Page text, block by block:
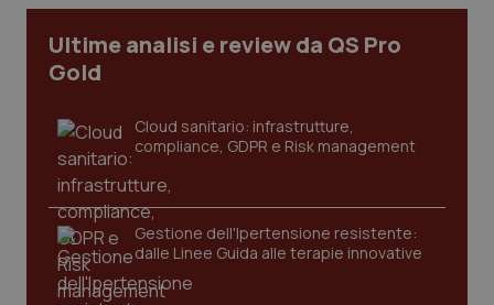
Ultime analisi e review da QS Pro
Gold
Cloud sanitario: infrastrutture,
compliance, GDPR e Risk management
Gestione dell'Ipertensione resistente:
dalle Linee Guida alle terapie innovative
CookieScriptConsent
CookieScript
www.quotidianosanita.it